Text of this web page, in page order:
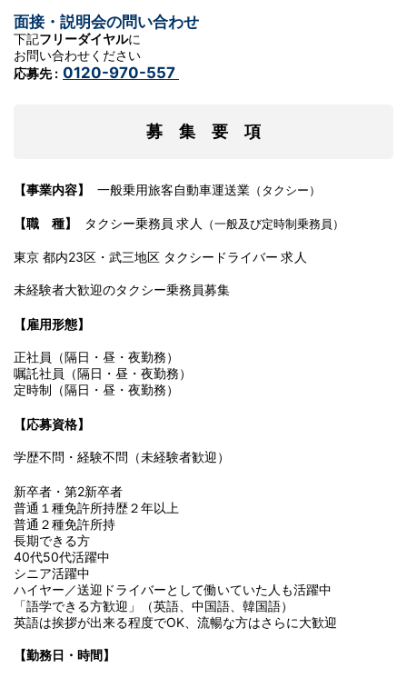
面接・説明会の問い合わせ
下記フリーダイヤルに
お問い合わせください
応募先 : 0120-970-557
募 集 要 項
【事業内容】 一般乗用旅客自動車運送業 （タクシー）
【職 種】 タクシー乗務員 求人 （一般及び定時制乗務員）
東京 都内23区・武三地区 タクシードライバー 求人
未経験者大歓迎のタクシー乗務員募集
【雇用形態】
正社員（隔日・昼・夜勤務）
嘱託社員（隔日・昼・夜勤務）
定時制（隔日・昼・夜勤務）
【応募資格】
学歴不問・経験不問（未経験者歓迎）
新卒者・第2新卒者
普通１種免許所持歴２年以上
普通２種免許所持
長期できる方
40代50代活躍中
シニア活躍中
ハイヤー／送迎ドライバーとして働いていた人も活躍中
「語学できる方歓迎」（英語、中国語、韓国語）
英語は挨拶が出来る程度でOK、流暢な方はさらに大歓迎
【勤務日・時間】